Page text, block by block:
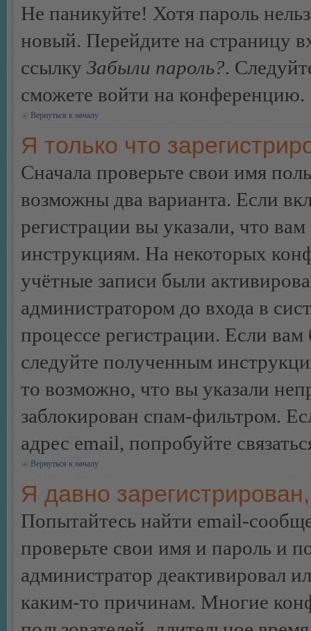
Не паникуйте! Хотя пароль
новый. Перейдите на страницу
ссылку Забыли пароль?.
сможете войти на конференцию.
Вернуться к началу
Я только что
Сначала проверьте свои имя
возможны два варианта. Если
регистрации вы указали, что
инструкциям. На некоторых
учётные записи были
администратором до входа в
процессе регистрации. Если
следуйте полученным
то возможно, что вы указали
заблокирован спам-фильтром.
адрес email, попробуйте
Вернуться к началу
Я давно
Попытайтесь найти email-
проверьте свои имя и пароль и
администратор деактивировал
каким-то причинам. Многие